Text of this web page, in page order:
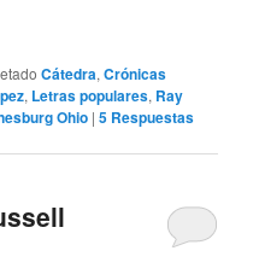
Cátedra,Crónicas
, Letras populares, Ray
Ohio |5 Respuestas